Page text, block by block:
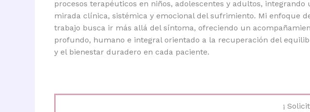
procesos terapéuticos en niños, adolescentes y adultos, integrando
mirada clínica, sistémica y emocional del sufrimiento. Mi enfoque
trabajo busca ir más allá del síntoma, ofreciendo un
profundo, humano e integral orientado a la recuperación del
y el bienestar duradero en cada paciente.
¡